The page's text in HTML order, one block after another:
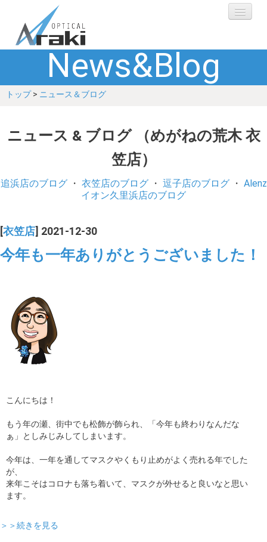
選ばれる理由
ブランド
ショップ
お客さまの声
コラム
ブログ
News&Blog
トップ> ニュース＆ブログ
ニュース & ブログ （めがねの荒木 衣
笠店）
追浜店のブログ・ 衣笠店のブログ・ 逗子店のブログ・ Alenz
イオン久里浜店のブログ
衣笠店 ] 2021-12-30
今年も一年ありがとうございました！
こんにちは！
もう年の瀬、街中でも松飾が飾られ、「今年も終わりなんだな
ぁ」としみじみしてしまいます。
今年は、一年を通してマスクやくもり止めがよく売れる年でした
が、
来年こそはコロナも落ち着いて、マスクが外せると良いなと思い
ます。
＞＞続きを見る